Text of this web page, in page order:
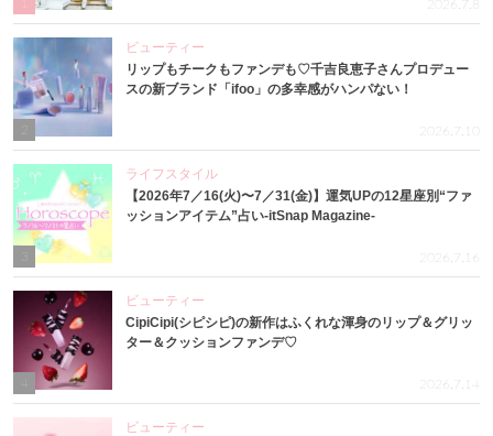
2026.7.8
ビューティー
リップもチークもファンデも♡千吉良恵子さんプロデュー
スの新ブランド「ifoo」の多幸感がハンパない！
2026.7.10
3
ライフスタイル
【2026年7／16(火)〜7／31(金)】運気UPの12星座別“ファ
ッションアイテム”占い-itSnap Magazine-
2026.7.16
4
ビューティー
CipiCipi(シピシピ)の新作はふくれな渾身のリップ＆グリッ
ター＆クッションファンデ♡
2026.7.14
ビューティー